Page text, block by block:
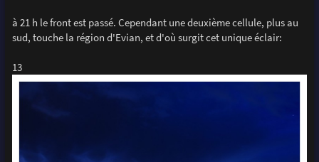
à 21 h le front est passé. Cependant une deuxième cellule, plus au
sud, touche la région d'Evian, et d'où surgit cet unique éclair:
13